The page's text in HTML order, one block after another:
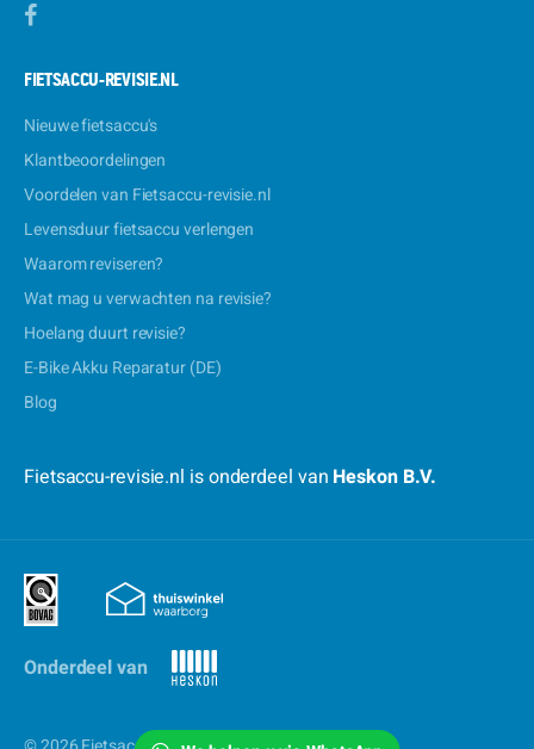
FIETSACCU-REVISIE.NL
Nieuwe fietsaccu's
Klantbeoordelingen
Voordelen van Fietsaccu-revisie.nl
Levensduur fietsaccu verlengen
Waarom reviseren?
Wat mag u verwachten na revisie?
Hoelang duurt revisie?
E-Bike Akku Reparatur (DE)
Blog
Fietsaccu-revisie.nl is onderdeel van Heskon B.V.
Onderdeel van